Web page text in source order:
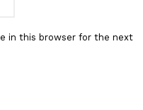
in this browser for the next